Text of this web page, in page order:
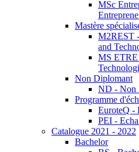
MSc
Mastère
M2REST
and
MS ETRE
Non Diplomant
ND - Non
Programme
EuroteQ -
PEI -
Catalogue 2021 - 2022
Bachelor